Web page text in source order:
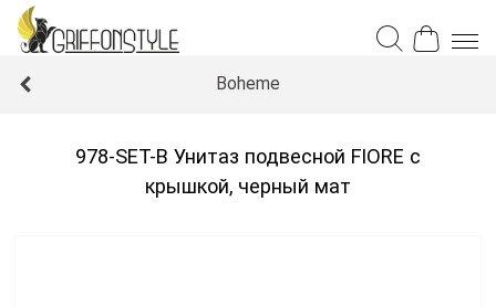
Boheme
978-SET-B Унитаз подвесной FIORE c
крышкой, черный мат